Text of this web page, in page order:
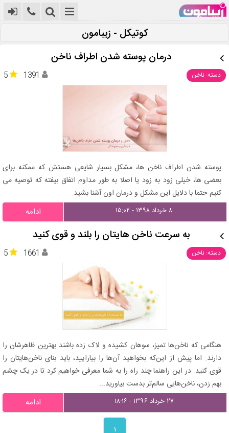
کوتیکل‌ - زیبامون
درمان پوسته شدن اطراف ناخن
دسته: ناخن 5 1391
پوسته شدن اطراف ناخن ها، مشکل بسیار شایعی هستش که ممکنه برای
بعضی ها، خیلی زود به زود یا اصلا به طور مداوم اتفاق بیفته که توصیه می
کنیم حتما با دلایل این مشکل و درمان اون آشنا بشید.
۸ خرداد ۱۳۹۸ - ۱۵:۰۲ ادامه
به سرعت ناخن هایتان را بلند و قوی کنید
دسته: ناخن 5 1661
هنگامی که ناخن‌ها تمیز، سوهان کشیده و لاک زده باشند بهترین ظاهرشان را
دارند. اما پیش از این‌که بخواهید آن‌ها را بیارایید، باید بنای ناخن‌هایتان را
قوی کنید. در این راهنما چند راه را به شما معرفی خواهیم کرد تا در یک چشم
بهم زدن، ناخن‌هایی سالم‌تر بدست بیاورید...
۲۷ خرداد ۱۳۹۶ - ۱۸:۱۶ ادامه
۱